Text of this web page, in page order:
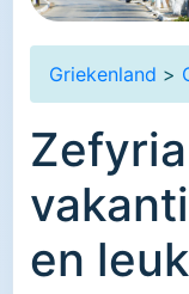
Griekenland >
en